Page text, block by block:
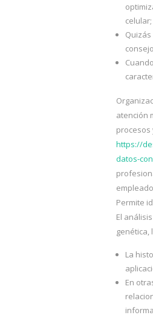
atención
procesos
https://
datos-
Permite
El
genética,
La
En